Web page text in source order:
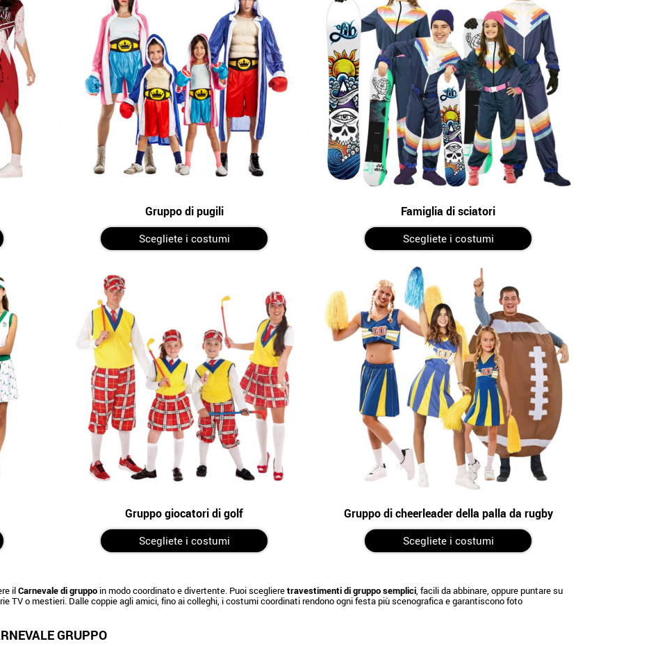
Gruppo di pugili
Scegliete i costumi
Famiglia di sciatori
Scegliete i costumi
Gruppo giocatori di golf
Scegliete i costumi
Gruppo di cheerleader della palla da rugby
Scegliete i costumi
ilCarnevale di gruppo in modo coordinato e divertente. Puoi sceglieretravestimenti di gruppo semplici, facili da abbinare, oppure puntare su
TV o mestieri. Dalle coppie agli amici, fino ai colleghi, i costumi coordinati rendono ogni festa più scenografica e garantiscono foto
GRUPPO